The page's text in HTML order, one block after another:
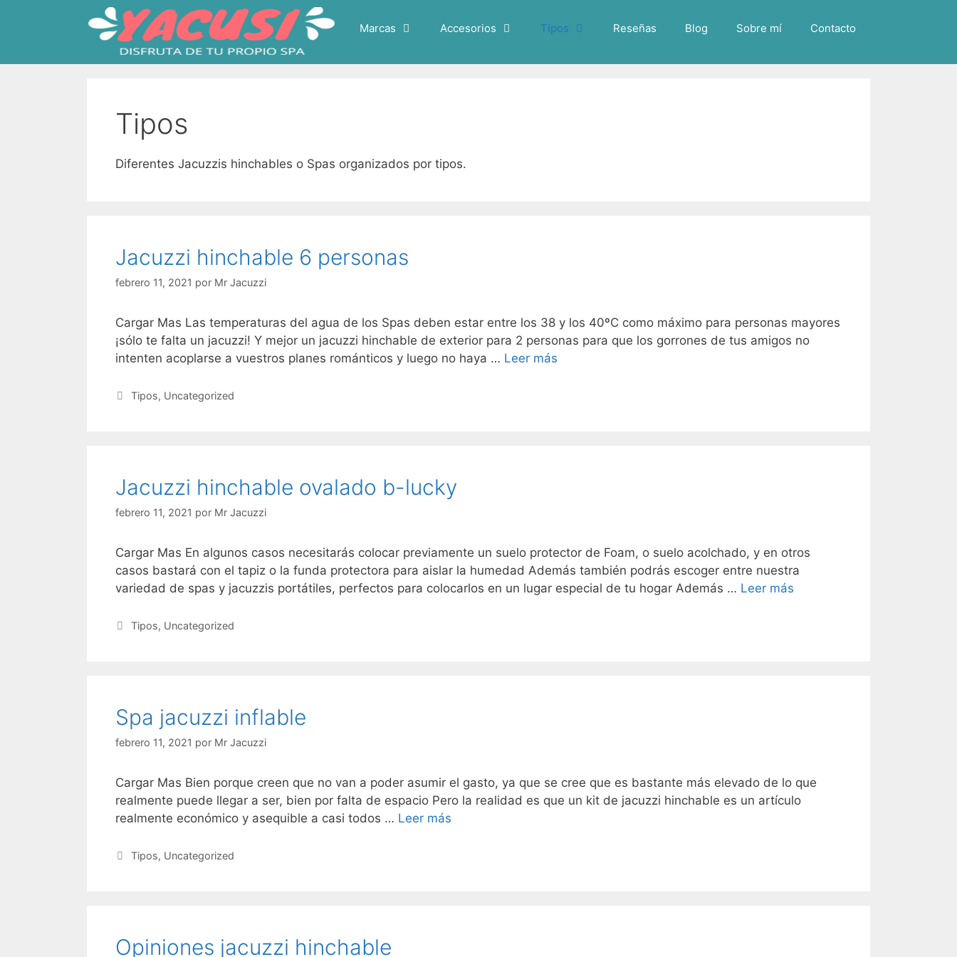
Marcas Accesorios Tipos Reseñas Blog Sobre mí Contacto
Tipos
Diferentes Jacuzzis hinchables o Spas organizados por tipos.
Jacuzzi hinchable 6 personas
febrero 11, 2021 por Mr Jacuzzi
Cargar Mas Las temperaturas del agua de los Spas deben estar entre los 38 y los 40ºC como máximo para personas mayores
¡sólo te falta un jacuzzi! Y mejor un jacuzzi hinchable de exterior para 2 personas para que los gorrones de tus amigos no
intenten acoplarse a vuestros planes románticos y luego no haya … Leer más
Categorías
Tipos, Uncategorized
Jacuzzi hinchable ovalado b-lucky
febrero 11, 2021 por Mr Jacuzzi
Cargar Mas En algunos casos necesitarás colocar previamente un suelo protector de Foam, o suelo acolchado, y en otros
casos bastará con el tapiz o la funda protectora para aislar la humedad Además también podrás escoger entre nuestra
variedad de spas y jacuzzis portátiles, perfectos para colocarlos en un lugar especial de tu hogar Además … Leer más
Categorías
Tipos, Uncategorized
Spa jacuzzi inflable
febrero 11, 2021 por Mr Jacuzzi
Cargar Mas Bien porque creen que no van a poder asumir el gasto, ya que se cree que es bastante más elevado de lo que
realmente puede llegar a ser, bien por falta de espacio Pero la realidad es que un kit de jacuzzi hinchable es un artículo
realmente económico y asequible a casi todos … Leer más
Categorías
Tipos, Uncategorized
Opiniones jacuzzi hinchable